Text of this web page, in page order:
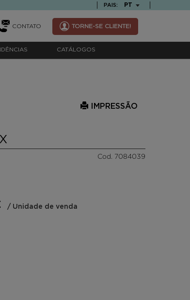
PAIS: TEXT.LANGUAGE
PT
CONTATO TORNE-SE CLIENTE!
CATÁLOGOS
IMPRESSÃO
Cod. 7084039
/ Unidade de venda